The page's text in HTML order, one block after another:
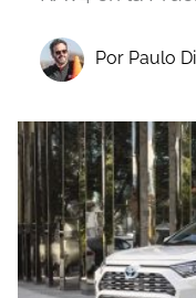
Por Paulo